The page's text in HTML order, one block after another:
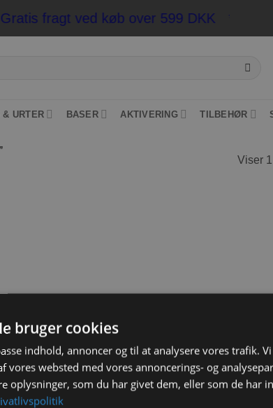
fragt ved køb over 599 DKK
& URTER BASER AKTIVERING TILBEHØR
Viser
bruger cookies
indhold, annoncer og til at analysere vores trafik.
vores websted med vores annoncerings- og
oplysninger, som du har givet dem, eller som de har